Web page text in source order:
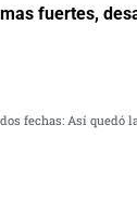
fuertes,
fechas: Así quedó